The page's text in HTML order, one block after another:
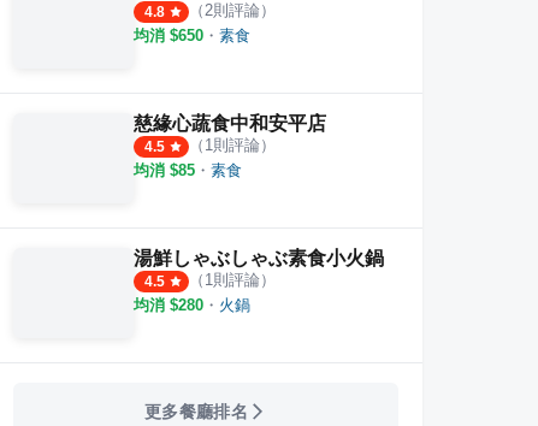
4.8 （2則評論）
均消 $650 ・ 素食
慈緣心蔬食中和安平店
4.5 （ 1則評論）
均消 $85 ・ 素食
湯鮮しゃぶしゃぶ素食小火鍋
4.5 （ 1則評論）
均消 $280 ・ 火鍋
更多餐廳排名